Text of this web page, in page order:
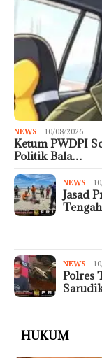
NEWS 10/08/2026
Ketum PWDPI
Politik Bala…
NEWS
Jasad
NEWS
Polres
HUKUM